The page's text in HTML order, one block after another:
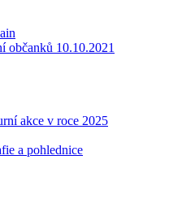
občanků 10.10.2021
akce v roce 2025
a pohlednice